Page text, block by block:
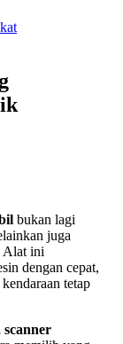
bukan lagi
juga
Alat ini
dengan cepat,
tetap
scanner